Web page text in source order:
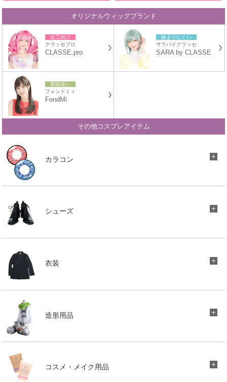
オリジナルウィッグブランド
加工向け
クラッセプロ
CLASSE.pro
絡まりにくい
サラバイクラッセ
SARA by CLASSE
普段使い
フォンドミィ
FondMi
その他コスプレアイテム
カラコン
シューズ
衣装
造形用品
コスメ・メイク用品